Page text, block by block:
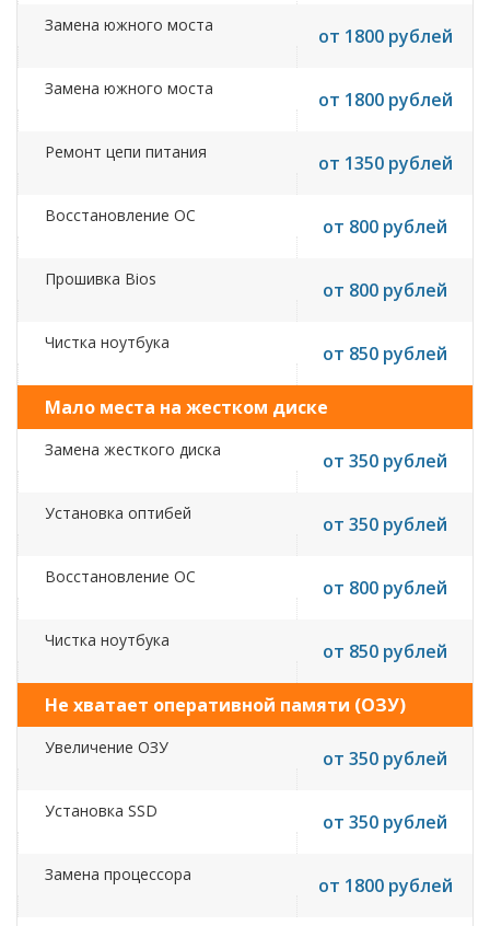
Замена южного моста от 1800 рублей
Замена южного моста от 1800 рублей
Ремонт цепи питания от 1350 рублей
Восстановление ОС от 800 рублей
Прошивка Bios от 800 рублей
Чистка ноутбука от 850 рублей
Мало места на жестком диске
Замена жесткого диска от 350 рублей
Установка оптибей от 350 рублей
Восстановление ОС от 800 рублей
Чистка ноутбука от 850 рублей
Не хватает оперативной памяти (ОЗУ)
Увеличение ОЗУ от 350 рублей
Установка SSD от 350 рублей
Замена процессора от 1800 рублей